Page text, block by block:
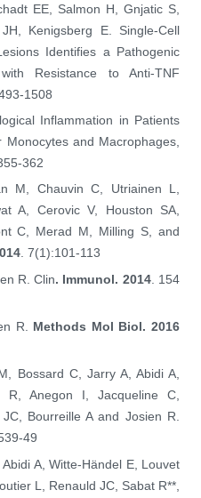
EE, Salmon H, Gnjatic S,
Kenigsberg E. Single-Cell
Identifies a Pathogenic
Resistance to Anti-TNF
1508
Inflammation in Patients
and Macrophages,
362
M, Chauvin C, Utriainen L,
A, Cerovic V, Houston SA,
C, Merad M, Milling S, and
. 7(1):101-113
R. Clin. Immunol. 2014. 154
R. Methods Mol Biol. 2016
Bossard C, Jarry A, Abidi A,
R, Anegon I, Jacqueline C,
Bourreille A and Josien R.
49
A, Witte-Händel E, Louvet
L, Renauld JC, Sabat R**,